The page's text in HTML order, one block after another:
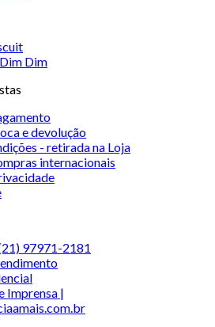
Dim
e devolução
- retirada na Loja
internacionais
97971-2181
Imprensa |